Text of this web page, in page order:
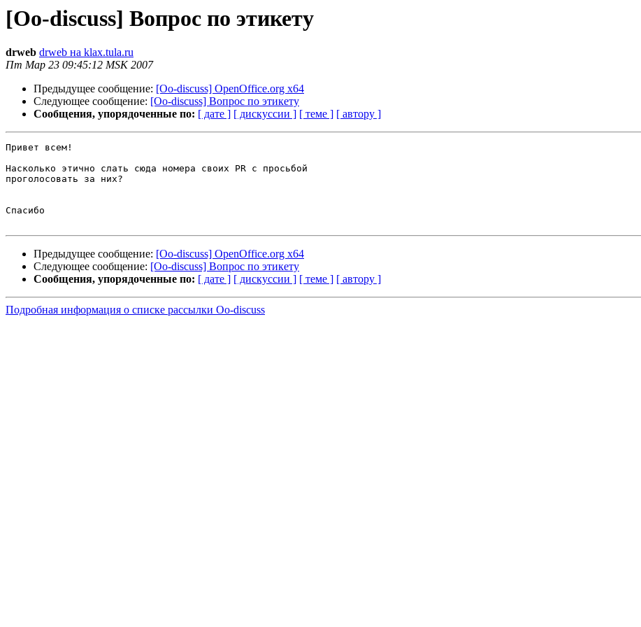
[Oo-discuss] Вопрос по этикету
drweb drweb на klax.tula.ru
Пт Мар 23 09:45:12 MSK 2007
Предыдущее сообщение: [Oo-discuss] OpenOffice.org x64
Следующее сообщение: [Oo-discuss] Вопрос по этикету
Сообщения, упорядоченные по: [ дате ] [ дискуссии ] [ теме ] [ автору ]
Привет всем!
Насколько этично слать сюда номера своих PR с просьбой
проголосовать за них?
Спасибо
Предыдущее сообщение: [Oo-discuss] OpenOffice.org x64
Следующее сообщение: [Oo-discuss] Вопрос по этикету
Сообщения, упорядоченные по: [ дате ] [ дискуссии ] [ теме ] [ автору ]
Подробная информация о списке рассылки Oo-discuss